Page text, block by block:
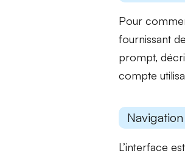
Pour
fournissant
prompt,
compte
L’interface